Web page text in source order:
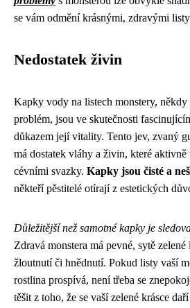
se vám odmění krásnými, zdravými
Nedostatek živin
Kapky vody na listech monstery, někdy
problém, jsou ve skutečnosti
důkazem její vitality. Tento jev, zvaný
má dostatek vláhy a živin, které aktivně
cévními svazky. Kapky jsou čisté a
někteří pěstitelé otírají z estetických
Důležitější než samotné kapky je
Zdravá monstera má pevné, sytě
žloutnutí či hnědnutí. Pokud listy vaší
rostlina prospívá, není třeba se
těšit z toho, že se vaší zelené krásce